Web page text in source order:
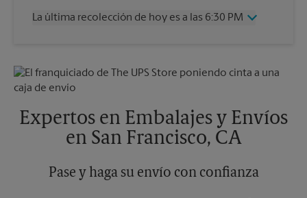
Viernes
4:00 PM
Martes
La última recolección de hoy es a las 6:30 PM
Viernes
6:30 PM
Sábado
Lunes
6:30 PM
6:30 PM
Expertos en Embalajes y Envíos
en San Francisco, CA
Pase y haga su envío con confianza